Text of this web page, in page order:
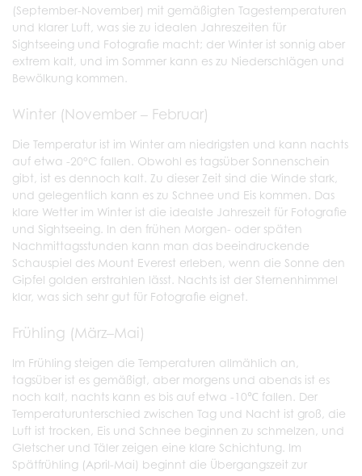
(September-November) mit gemäßigten Tagestemperaturen
und klarer Luft, was sie zu idealen Jahreszeiten für
Sightseeing und Fotografie macht; der Winter ist sonnig aber
extrem kalt, und im Sommer kann es zu Niederschlägen und
Bewölkung kommen.
Winter (November – Februar)
Die Temperatur ist im Winter am niedrigsten und kann nachts
auf etwa -20°C fallen. Obwohl es tagsüber Sonnenschein
gibt, ist es dennoch kalt. Zu dieser Zeit sind die Winde stark,
und gelegentlich kann es zu Schnee und Eis kommen. Das
klare Wetter im Winter ist die idealste Jahreszeit für Fotografie
und Sightseeing. In den frühen Morgen- oder späten
Nachmittagsstunden kann man das beeindruckende
Schauspiel des Mount Everest erleben, wenn die Sonne den
Gipfel golden erstrahlen lässt. Nachts ist der Sternenhimmel
klar, was sich sehr gut für Fotografie eignet.
Frühling (März–Mai)
Im Frühling steigen die Temperaturen allmählich an,
tagsüber ist es gemäßigt, aber morgens und abends ist es
noch kalt, nachts kann es bis auf etwa -10℃ fallen. Der
Temperaturunterschied zwischen Tag und Nacht ist groß, die
Luft ist trocken, Eis und Schnee beginnen zu schmelzen, und
Gletscher und Täler zeigen eine klare Schichtung. Im
Spätfrühling (April-Mai) beginnt die Übergangszeit zur